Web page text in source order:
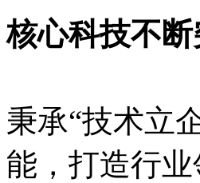
核心科技不
秉承“技术立
能，打造行